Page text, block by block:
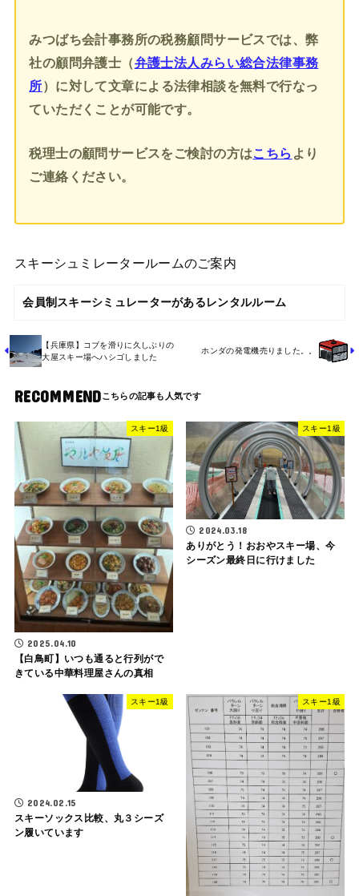
みつばち会計事務所の税務顧問サービスでは、弊
社の顧問弁護士（弁護士法人みらい総合法律事務
所）に対して文章による法律相談を無料で行なっ
ていただくことが可能です。
税理士の顧問サービスをご検討の方はこちら より
ご連絡ください。
スキーシュミレータールームのご案内
会員制スキーシミュレーターがあるレンタルルーム
【兵庫県】コブを滑りに久しぶりの
大屋スキー場へハシゴしました
ホンダの発電機売りました。。
RECOMMEND
スキー1級
2025.04.10
【白鳥町】いつも通ると行列がで
きている中華料理屋さんの真相
スキー1級
2024.03.18
ありがとう！おおやスキー場、今
シーズン最終日に行けました
スキー1級
2024.02.15
スキーソックス比較、丸３シーズ
ン履いています
スキー1級